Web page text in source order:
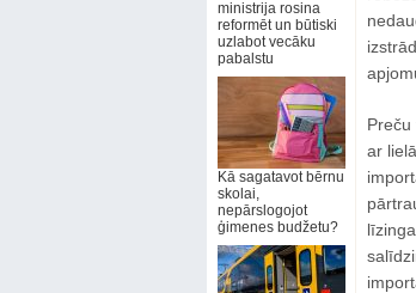
ministrija rosina
reformēt un būtiski
uzlabot vecāku
pabalstu
Kā sagatavot bērnu
skolai,
nepārslogojot
ģimenes budžetu?
ar